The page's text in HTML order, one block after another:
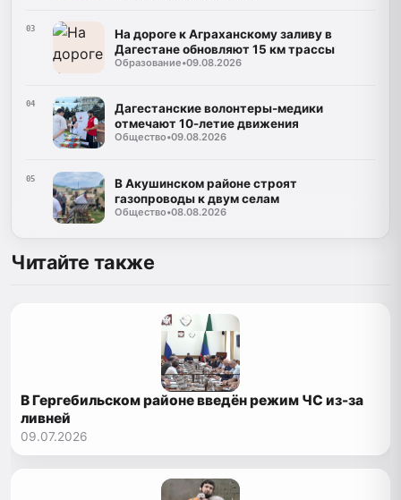
03
На дороге к Аграханскому заливу в
Дагестане обновляют 15 км трассы
Образование•09.08.2026
04
Дагестанские волонтеры-медики
отмечают 10-летие движения
Общество•09.08.2026
05
В Акушинском районе строят
газопроводы к двум селам
Общество•08.08.2026
Читайте также
В Гергебильском районе введён режим ЧС из-за
ливней
09.07.2026